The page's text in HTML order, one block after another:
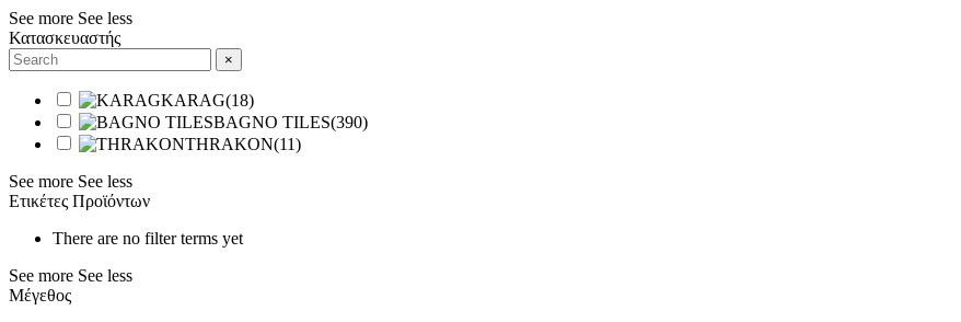
See more See less
Κατασκευαστής
×
KARAG(18)
BAGNO TILES(390)
THRAKON(11)
See more See less
Ετικέτες Προϊόντων
There are no filter terms yet
See more See less
Μέγεθος